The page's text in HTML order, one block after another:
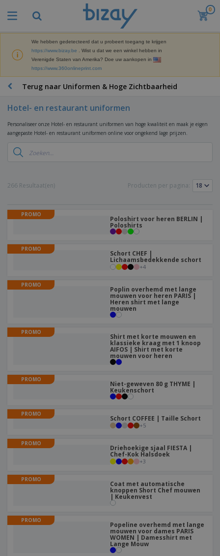
0
We hebben gedetecteerd dat u probeert toegang te krijgen
https://www.bizay.be
. Wist u dat we een winkel hebben in
Verenigde Staten van Amerika? Doe uw aankopen in
https://www.360onlineprint.com
Terug naar Uniformen & Hoge Zichtbaarheid
Hotel- en restaurant uniformen
Personaliseer onze Hotel- en restaurant uniformen van hoge kwaliteit en maak je eigen
aangepaste Hotel- en restaurant uniformen online voor ongekend lage prijzen.
266 Resultaat(en) Producten per pagina:
PROMO
Poloshirt voor heren BERLIN |
Poloshirts
PROMO
Schort CHEF |
Lichaamsbedekkende schort
+4
PROMO
Poplin overhemd met lange
mouwen voor heren PARIS |
Heren shirt met lange
mouwen
PROMO
Shirt met korte mouwen en
klassieke kraag met 1 knoop
AIFOS | Shirt met korte
mouwen voor heren
PROMO
Niet-geweven 80 g THYME |
Keukenschort
PROMO
Schort COFFEE | Taille Schort
+5
PROMO
Driehoekige sjaal FIESTA |
Chef-Kok Halsdoek
+3
PROMO
Coat met automatische
knoppen Short Chef mouwen
| Keukenvest
PROMO
Popeline overhemd met lange
mouwen voor dames PARIS
WOMEN | Damesshirt met
Lange Mouw